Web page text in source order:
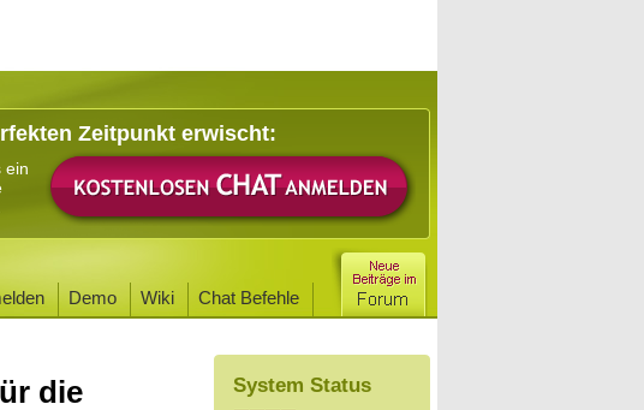
Zeitpunkt erwischt:
ein
Demo Wiki Chat Befehle
die
System Status